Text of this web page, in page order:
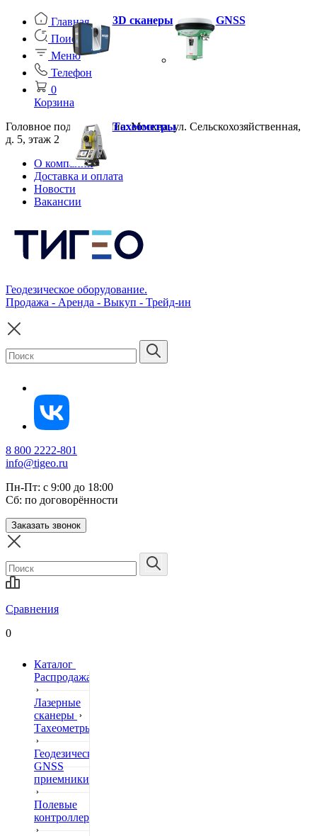
Главная
Поиск
Меню
Телефон
0
Корзина
Головное подразделение: Москва, ул. Сельскохозяйственная,
д. 5, этаж 2
О компании
Доставка и оплата
Новости
Вакансии
Геодезическое оборудование.
Продажа - Аренда - Выкуп - Трейд-ин
8 800 2222-801
info@tigeo.ru
Пн-Пт: с 9:00 до 18:00
Сб: по договорённости
Заказать звонок
Сравнения
0
Каталог
Распродажа
Лазерные
сканеры
Тахеометры
Геодезические
GNSS
приемники
Полевые
контроллеры
3D сканеры GNSS
Тахеометры